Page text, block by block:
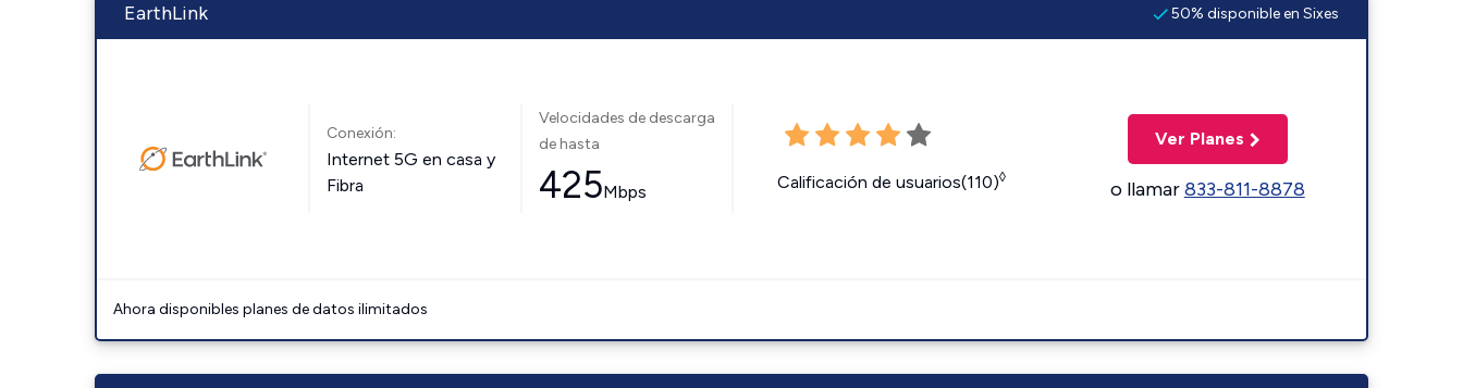
EarthLink 50% disponible en Sixes
Conexión:
Internet 5G en casa y
Fibra
Velocidades de descarga
de hasta
425Mbps Calificación de usuarios(110)◊
Ver Planes
o llamar833-811-8878
Ahora disponibles planes de datos ilimitados